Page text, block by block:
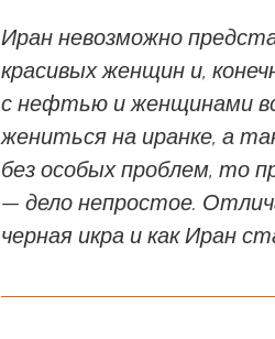
Иран невозможно
красивых женщин и,
с нефтью и женщинами
жениться на иранке, а
без особых проблем, то
— дело непростое.
черная икра и как Иран